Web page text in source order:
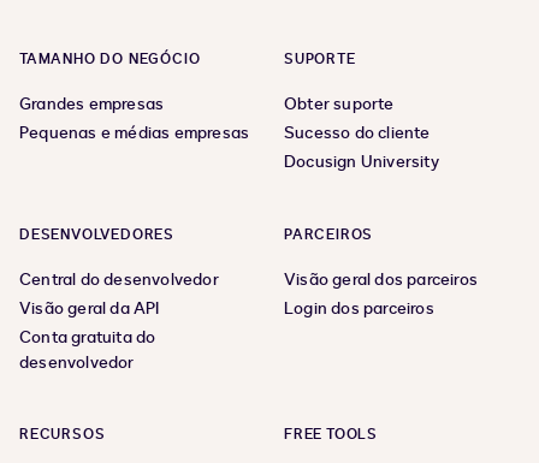
TAMANHO DO NEGÓCIO
Grandes empresas
Pequenas e médias empresas
SUPORTE
Obter suporte
Sucesso do cliente
Docusign University
DESENVOLVEDORES
Central do desenvolvedor
Visão geral da API
Conta gratuita do
desenvolvedor
PARCEIROS
Visão geral dos parceiros
Login dos parceiros
RECURSOS FREE TOOLS